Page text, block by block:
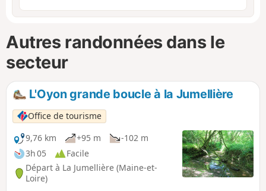
Autres randonnées dans le
secteur
L'Oyon grande boucle à la Jumellière
Office de tourisme
9,76 km
+95 m
-102 m
3h 05
Facile
Départ à La Jumellière (Maine-et-
Loire)